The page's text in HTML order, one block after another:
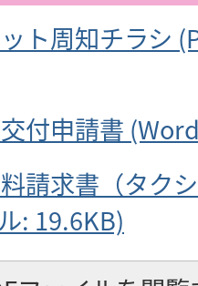
ト周知チラシ
付申請書
請求書（タク
: 19.6KB)